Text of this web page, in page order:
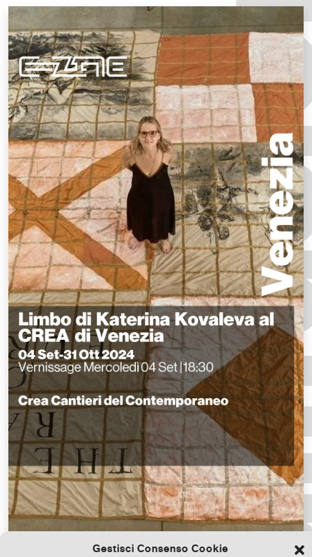
Gestisci Consenso Cookie
Scarica il file